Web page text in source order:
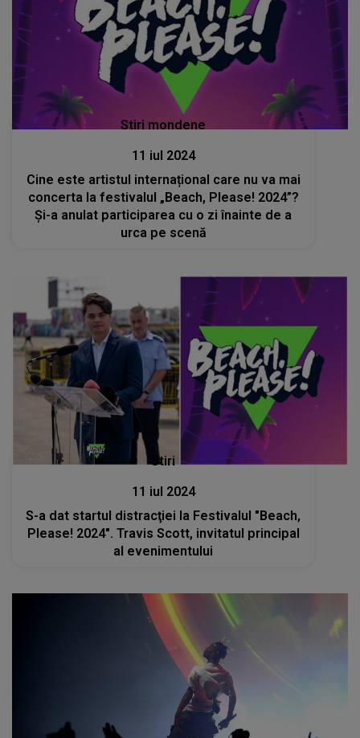
Stiri mondene
11 iul 2024
Cine este artistul internațional care nu va mai
concerta la festivalul „Beach, Please! 2024”?
Și-a anulat participarea cu o zi înainte de a
urca pe scenă
Stiri
11 iul 2024
S-a dat startul distracţiei la Festivalul "Beach,
Please! 2024". Travis Scott, invitatul principal
al evenimentului